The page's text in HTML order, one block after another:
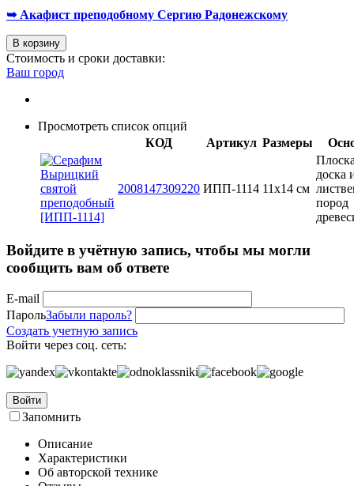
➥ Акафист преподобному Сергию Радонежскому
В корзину
Стоимость и сроки доставки:
Ваш город
Просмотреть список опций
КОД
Артикул Размеры
2008147309220 ИПП-1114 11х14 см
доска
пород
Войдите в учётную запись, чтобы мы могли
сообщить вам об ответе
E-mail
ПарольЗабыли пароль?
Создать учетную запись
Войти через соц. сеть:
Войти
Запомнить
Описание
Характеристики
Об авторской технике